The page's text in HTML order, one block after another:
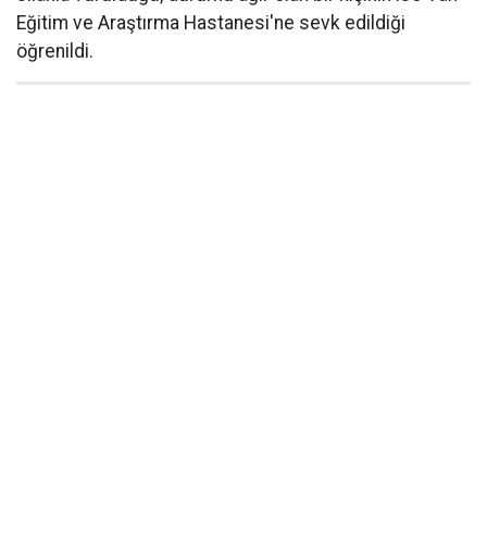
Eğitim ve Araştırma Hastanesi'ne sevk edildiği
öğrenildi.